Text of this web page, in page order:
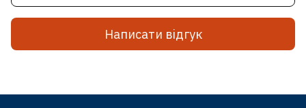
Написати відгук